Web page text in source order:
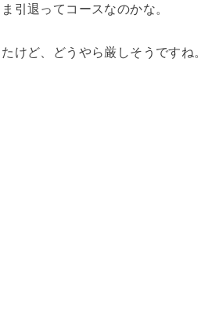
引退ってコースなのかな。
けど、どうやら厳しそうですね。